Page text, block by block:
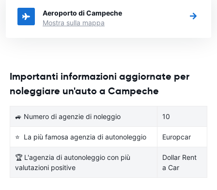
Aeroporto di Campeche
Mostra sulla mappa
Importanti informazioni aggiornate per
noleggiare un'auto a Campeche
🚙 Numero di agenzie di noleggio 10
⭐ La più famosa agenzia di autonoleggio Europcar
🏆 L'agenzia di autonoleggio con più
valutazioni positive
Dollar Rent
a Car